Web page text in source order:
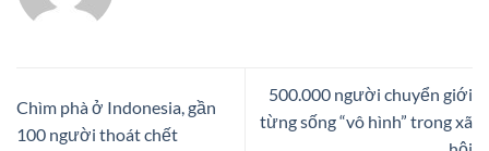
Chìm phà ở Indonesia, gần
100 người thoát chết
500.000 người chuyển giới
từng sống “vô hình” trong xã